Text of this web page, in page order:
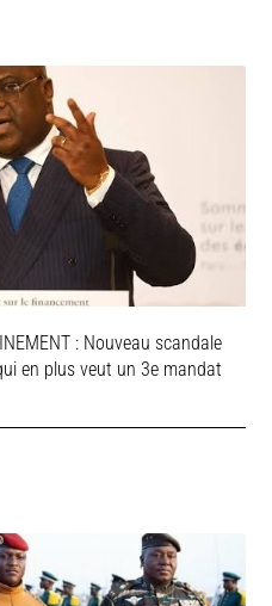
: Nouveau scandale
en plus veut un 3e mandat